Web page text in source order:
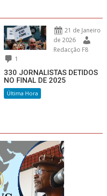
21 de Janeiro
de 2026
Redacção F8
1
330 JORNALISTAS DETIDOS
NO FINAL DE 2025
Última Hora